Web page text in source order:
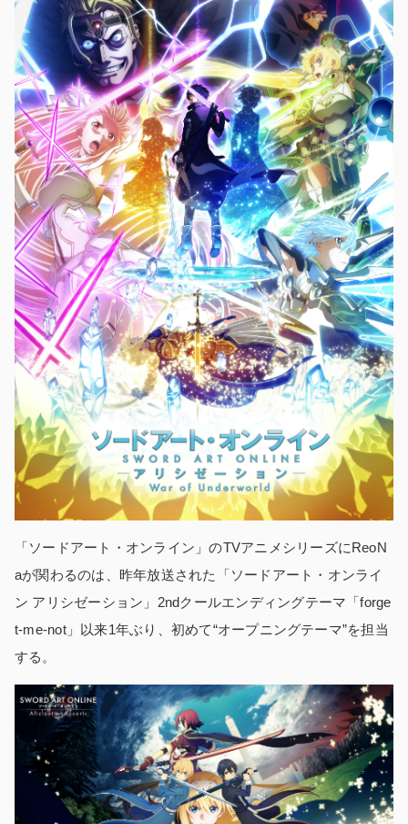
「ソードアート・オンライン」のTVアニメシリーズにReoN
aが関わるのは、昨年放送された「ソードアート・オンライ
ン アリシゼーション」2ndクールエンディングテーマ「forge
t-me-not」以来1年ぶり、初めて“オープニングテーマ”を担当
する。